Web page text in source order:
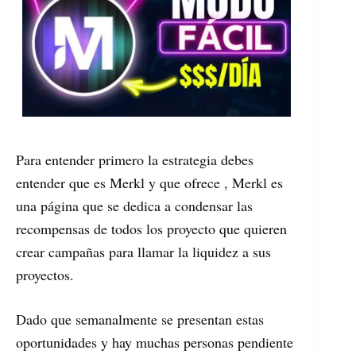
Para entender primero la estrategia debes
entender que es Merkl y que ofrece , Merkl es
una página que se dedica a condensar las
recompensas de todos los proyecto que quieren
crear campañas para llamar la liquidez a sus
proyectos.
Dado que semanalmente se presentan estas
oportunidades y hay muchas personas pendiente